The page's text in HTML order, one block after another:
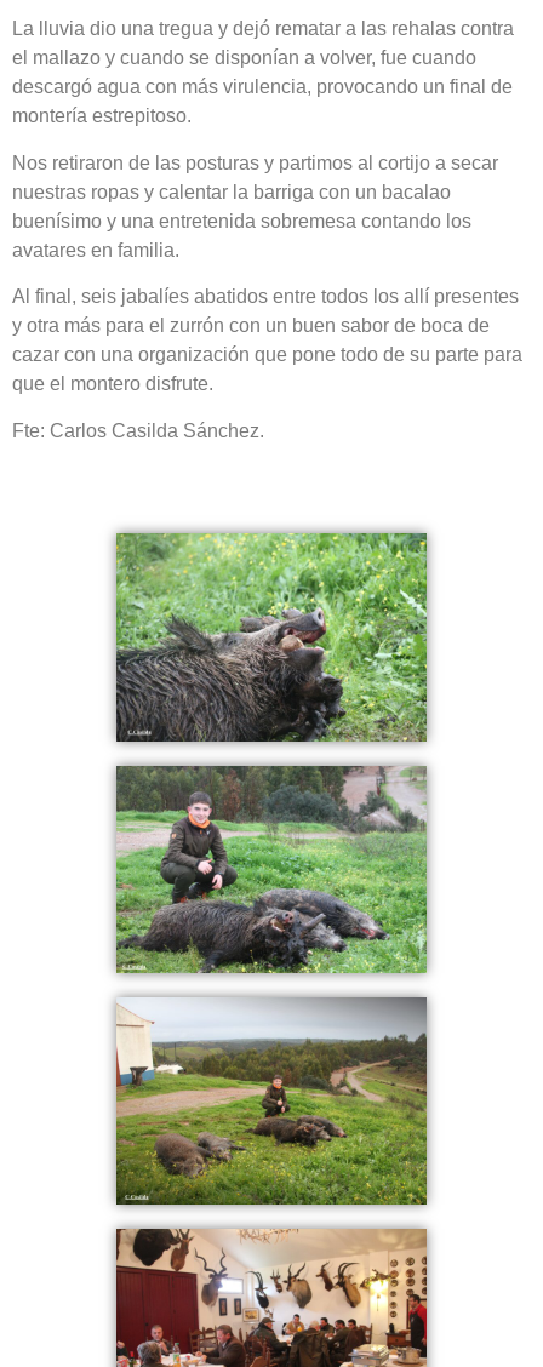
La lluvia dio una tregua y dejó rematar a las rehalas contra
el mallazo y cuando se disponían a volver, fue cuando
descargó agua con más virulencia, provocando un final de
montería estrepitoso.
Nos retiraron de las posturas y partimos al cortijo a secar
nuestras ropas y calentar la barriga con un bacalao
buenísimo y una entretenida sobremesa contando los
avatares en familia.
Al final, seis jabalíes abatidos entre todos los allí presentes
y otra más para el zurrón con un buen sabor de boca de
cazar con una organización que pone todo de su parte para
que el montero disfrute.
Fte: Carlos Casilda Sánchez.